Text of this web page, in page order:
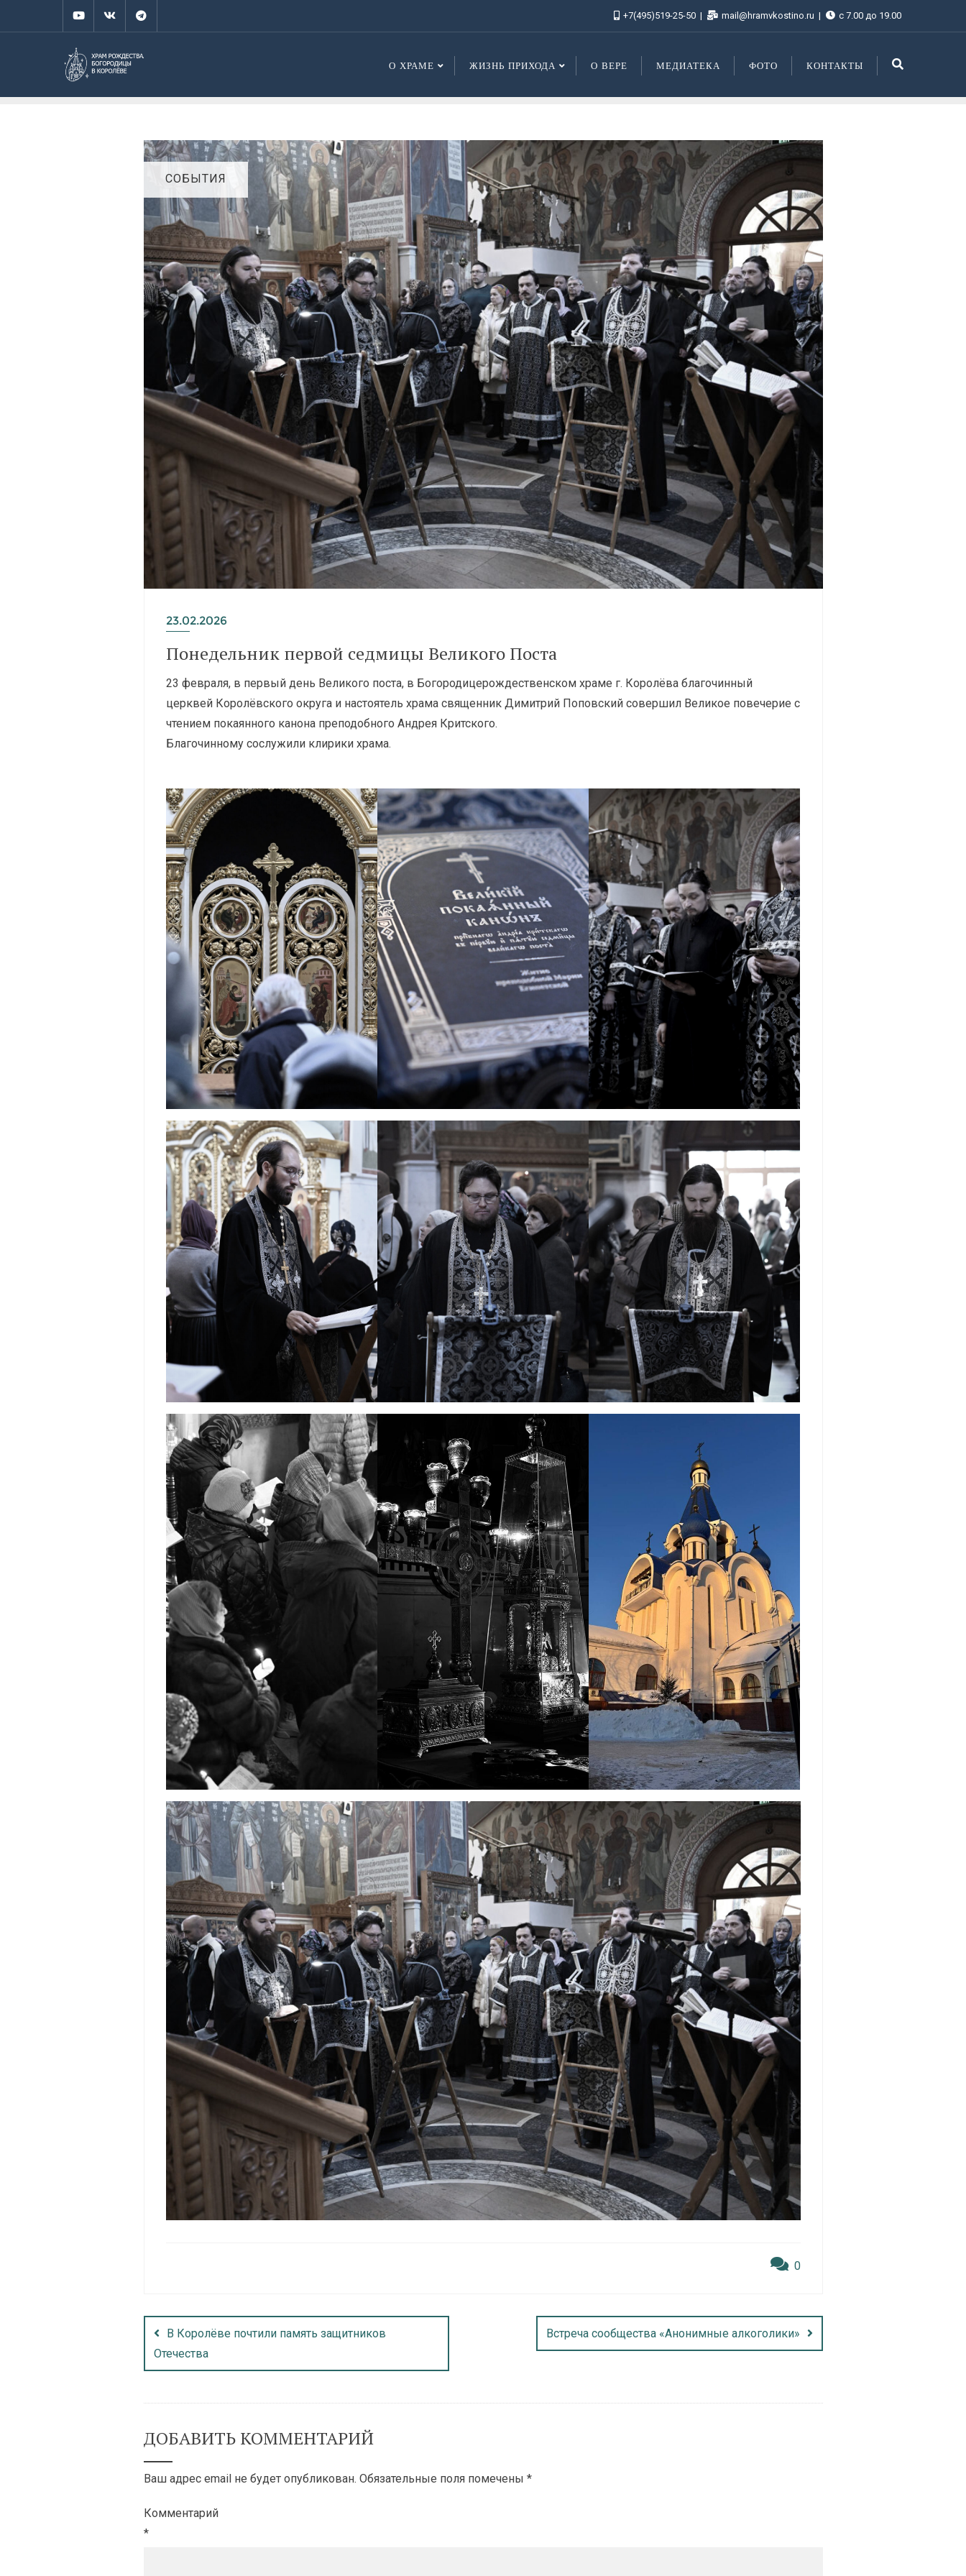
+7(495)519-25-50 mail@hramvkostino.ru с 7.00 до 19.00
О ХРАМЕ ЖИЗНЬ ПРИХОДА О ВЕРЕ МЕДИАТЕКА ФОТО КОНТАКТЫ
СОБЫТИЯ
23.02.2026
Понедельник первой седмицы Великого Поста
23 февраля, в первый день Великого поста, в Богородицерождественском храме г. Королёва благочинный
церквей Королёвского округа и настоятель храма священник Димитрий Поповский совершил Великое повечерие с
чтением покаянного канона преподобного Андрея Критского.
Благочинному сослужили клирики храма.
0
В Королёве почтили память защитников
Отечества
Встреча сообщества «Анонимные алкоголики»
ДОБАВИТЬ КОММЕНТАРИЙ
Ваш адрес email не будет опубликован. Обязательные поля помечены *
Комментарий
*